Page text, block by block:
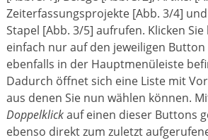
Zeiterfassungsprojekte [Abb. 3/4]
Stapel [Abb. 3/5] aufrufen. Klicken
einfach nur auf den jeweiligen Button
ebenfalls in der Hauptmenüleiste
Dadurch öffnet sich eine Liste mit
aus denen Sie nun wählen können.
Doppelklickauf einen dieser Buttons
ebenso direkt zum zuletzt